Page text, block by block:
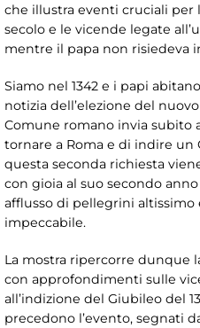
che illustra eventi cruciali per
secolo e le vicende legate
mentre il papa non risiedeva
Siamo nel 1342 e i papi
notizia dell’elezione del
Comune romano invia subito
tornare a Roma e di indire un
questa seconda richiesta
con gioia al suo secondo
afflusso di pellegrini altissimo
impeccabile.
La mostra ripercorre dunque
con approfondimenti sulle
all’indizione del Giubileo del
precedono l’evento, segnati